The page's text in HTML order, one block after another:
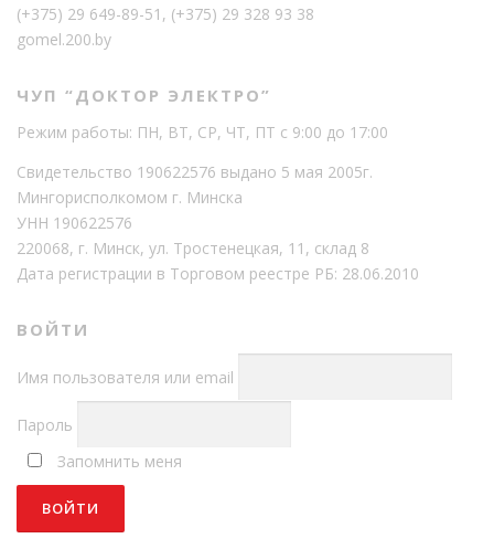
(+375) 29 649-89-51 , (+375) 29 328 93 38
gomel.200.by
ЧУП “ДОКТОР ЭЛЕКТРО”
Режим работы: ПН, ВТ, СР, ЧТ, ПТ с 9:00 до 17:00
Свидетельство 190622576 выдано 5 мая 2005г.
Мингорисполкомом г. Минска
УНН 190622576
220068, г. Минск, ул. Тростенецкая, 11, склад 8
Дата регистрации в Торговом реестре РБ: 28.06.2010
ВОЙТИ
Имя пользователя или email
Пароль
Запомнить меня